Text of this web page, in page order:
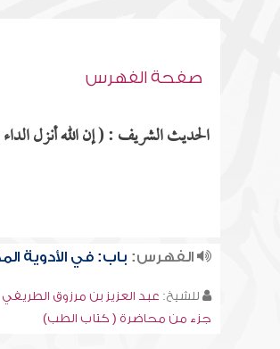
صفحة الفهرس
الحديث الشريف : ( إن الله أنزل
الفهرس: باب: في الأدوية
للشيخ: عبد العزيز بن مرزوق الطريفي
جزء من محاضرة ( كتاب الطب)